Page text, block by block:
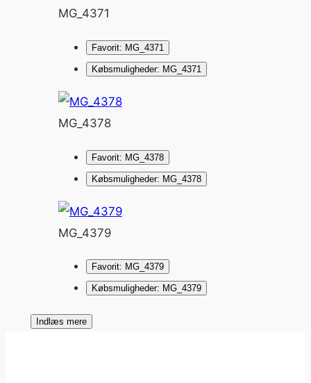
MG_4371
Favorit: MG_4371
Købsmuligheder: MG_4371
MG_4378
Favorit: MG_4378
Købsmuligheder: MG_4378
MG_4379
Favorit: MG_4379
Købsmuligheder: MG_4379
Indlæs mere